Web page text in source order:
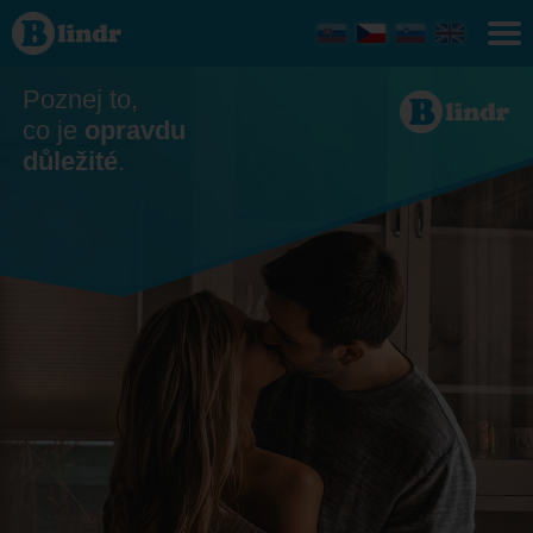
Seznamka
- On
hledá ji
Poznej to,
co je opravdu
důležité.